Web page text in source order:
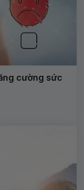
cường sức